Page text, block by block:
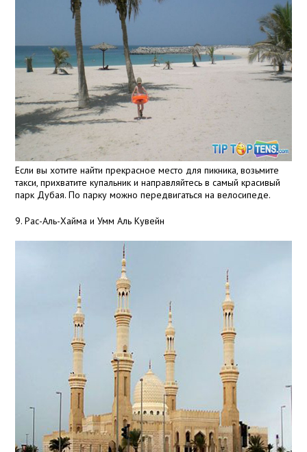
Если вы хотите найти прекрасное место для пикника, возьмите
такси, прихватите купальник и направляйтесь в самый красивый
парк Дубая. По парку можно передвигаться на велосипеде.
9. Рас-Аль-Хайма и Умм Аль Кувейн